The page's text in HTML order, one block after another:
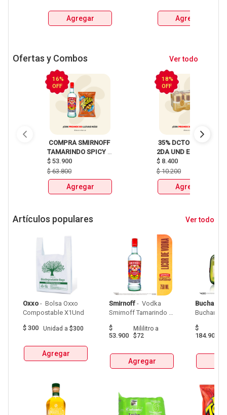
Agregar Agregar
Ofertas y Combos Ver todo
16%
OFF
COMPRA SMIRNOFF
TAMARINDO SPICY
X750ml Y LLEVATE
DETODITO 165GR o
150GR
$ 53.900
$63.800
Agregar
18%
OFF
35% DCTO EN LA
2DA UND EN
CERVEZA CLUB
COLOMBIA LATA
X330ml
$ 8.400
$10.200
Agregar
Artículos populares Ver todo
Oxxo - Bolsa Oxxo
$ 300 Unidad a $300
Agregar
Smirnoff - Vodka
Smirnoff Tamarindo
$
53.900
Mililitroa
$72
Agregar
$
184.900